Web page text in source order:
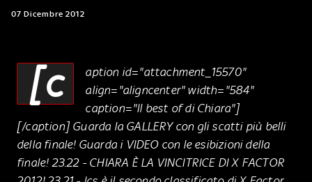
SKY.IT
07 Dicembre 2012
[c
aption id="attachment_15570"
align="aligncenter" width="584"
caption="Il best of di Chiara"]
[/caption] Guarda la GALLERY con gli scatti più belli
della finale! Guarda i VIDEO con le esibizioni della
finale! 23.22 - CHIARA È LA VINCITRICE DI X FACTOR